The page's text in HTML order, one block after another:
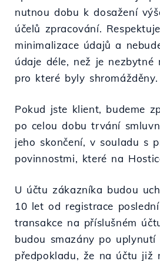
nutnou dobu k dosažení
účelů zpracování.
minimalizace údajů a
údaje déle, než je nezbytné
pro které byly shromážděny.
Pokud jste klient, budeme
po celou dobu trvání
jeho skončení, v souladu s
povinnostmi, které na
U účtu zákazníka budou
10 let od registrace
transakce na příslušném
budou smazány po
předpokladu, že na účtu již